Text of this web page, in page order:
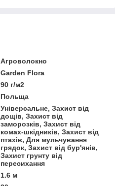
Агроволокно
Garden Flora
90 г/м2
Польща
Універсальне, Захист від
дощів, Захист від
заморозків, Захист від
комах-шкідників, Захист від
птахів, Для мульчування
грядок, Захист від бур'янів,
Захист грунту від
пересихання
1.6 м